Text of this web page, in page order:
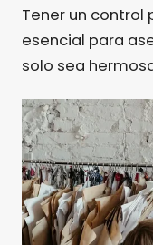
Tener un control
esencial para
solo sea